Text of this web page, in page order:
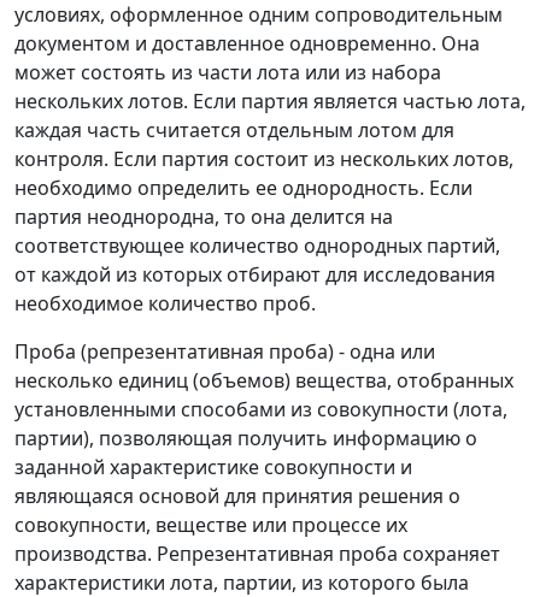
условиях, оформленное одним сопроводительным
документом и доставленное одновременно. Она
может состоять из части лота или из набора
нескольких лотов. Если партия является частью лота,
каждая часть считается отдельным лотом для
контроля. Если партия состоит из нескольких лотов,
необходимо определить ее однородность. Если
партия неоднородна, то она делится на
соответствующее количество однородных партий,
от каждой из которых отбирают для исследования
необходимое количество проб.
Проба (репрезентативная проба) - одна или
несколько единиц (объемов) вещества, отобранных
установленными способами из совокупности (лота,
партии), позволяющая получить информацию о
заданной характеристике совокупности и
являющаяся основой для принятия решения о
совокупности, веществе или процессе их
производства. Репрезентативная проба сохраняет
характеристики лота, партии, из которого была